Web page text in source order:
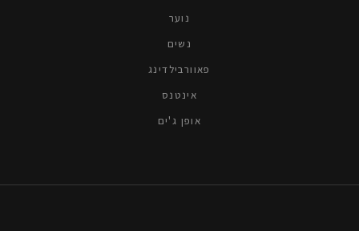
נוער
נשים
פאוורבילדינג
אינטנס
אופן ג'ים